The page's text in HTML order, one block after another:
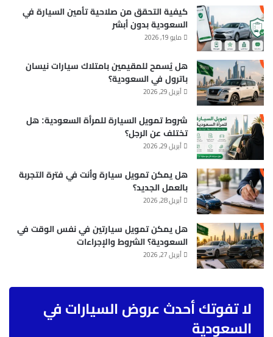
كيفية التحقق من صلاحية تأمين السيارة في
السعودية بدون أبشر
مايو 19, 2026
هل يُسمح للمقيمين بامتلاك سيارات نيسان
باترول في السعودية؟
أبريل 29, 2026
شروط تمويل السيارة للمرأة السعودية: هل
تختلف عن الرجل؟
أبريل 29, 2026
هل يمكن تمويل سيارة وأنت في فترة التجربة
بالعمل الجديد؟
أبريل 28, 2026
هل يمكن تمويل سيارتين في نفس الوقت في
السعودية؟ الشروط والإجراءات
أبريل 27, 2026
لا تفوتك أحدث عروض السيارات في
السعودية